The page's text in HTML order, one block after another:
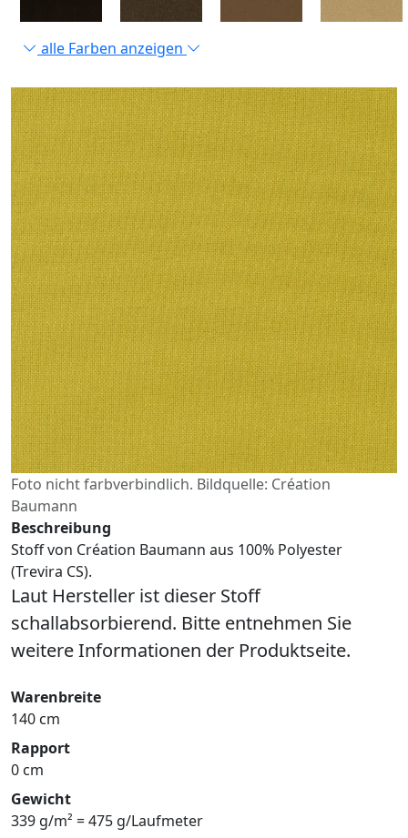
alle Farben anzeigen
Foto nicht farbverbindlich. Bildquelle: Création
Baumann
Beschreibung
Stoff von Création Baumann aus 100% Polyester
(Trevira CS).
Laut Hersteller ist dieser Stoff
schallabsorbierend. Bitte entnehmen Sie
weitere Informationen der Produktseite.
Warenbreite
140 cm
Rapport
0 cm
Gewicht
339 g/m² = 475 g/Laufmeter